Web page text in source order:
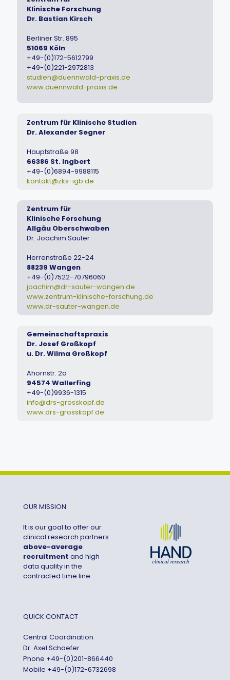
Klinische Forschung
Dr. Bastian Kirsch
Berliner Str. 895
51069 Köln
+49-(0)172-5612799
+49-(0)221-2972813
studien@duennwald-praxis.de
www.duennwald-praxis.de
Zentrum für Klinische Studien
Dr. Alexander Segner
Hauptstraße 98
66386 St. Ingbert
+49-(0)6894-9988115
kontakt@zks-igb.de
Zentrum für
Klinische Forschung
Allgäu Oberschwaben
Dr. Joachim Sauter
Herrenstraße 22-24
88239 Wangen
+49-(0)7522-70796060
joachim@dr-sauter-wangen.de
www.zentrum-klinische-forschung.de
www.dr-sauter-wangen.de
Gemeinschaftspraxis
Dr. Josef Großkopf
u. Dr. Wilma Großkopf
Ahornstr. 2a
94574 Wallerfing
+49-(0)9936-1315
info@drs-grosskopf.de
www.drs-grosskopf.de
OUR MISSION
It is our goal to offer our
clinical research partners
above-average
recruitment and high
data quality in the
contracted time line.
QUICK CONTACT
Central Coordination
Dr. Axel Schaefer
Phone +49-(0)201-866440
Mobile +49-(0)172-6732698